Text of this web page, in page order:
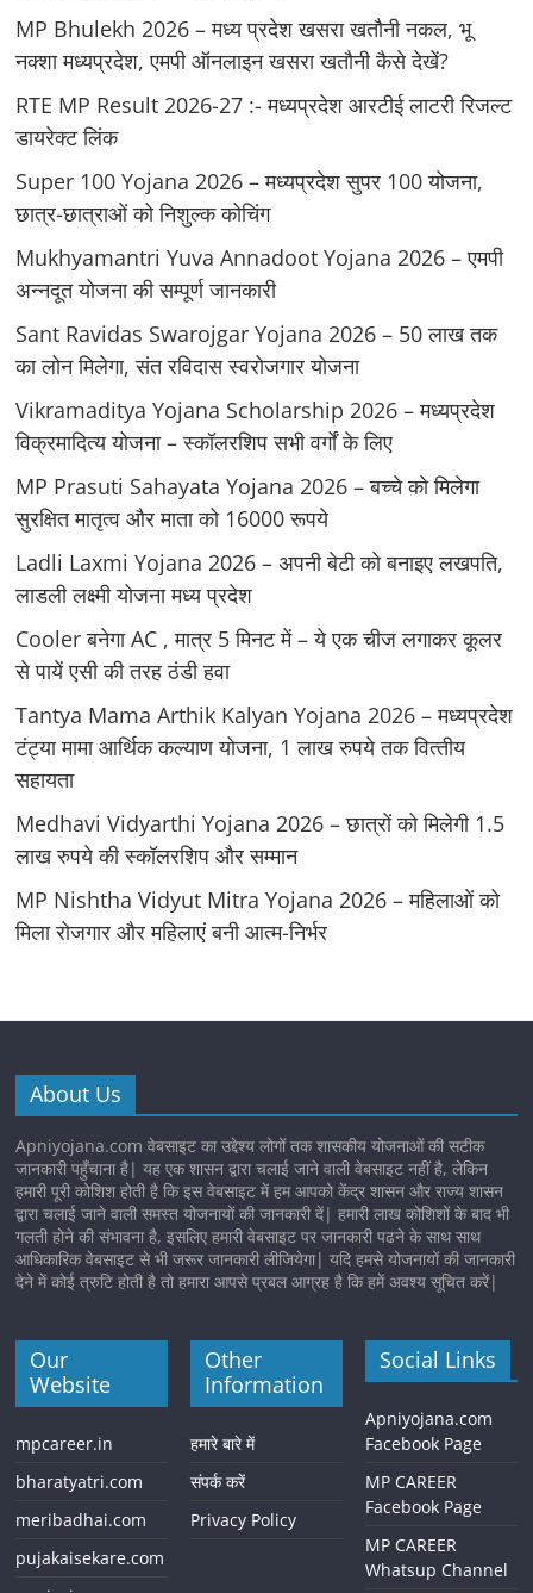
MP Bhulekh 2026 – मध्य प्रदेश खसरा खतौनी नकल, भू
नक्शा मध्यप्रदेश, एमपी ऑनलाइन खसरा खतौनी कैसे देखें?
RTE MP Result 2026-27 :- मध्‍यप्रदेश आरटीई लाटरी रिजल्ट
डायरेक्ट लिंक
Super 100 Yojana 2026 – मध्यप्रदेश सुपर 100 योजना,
छात्र-छात्राओं को निशुल्क कोचिंग
Mukhyamantri Yuva Annadoot Yojana 2026 – एमपी
अन्नदूत योजना की सम्पूर्ण जानकारी
Sant Ravidas Swarojgar Yojana 2026 – 50 लाख तक
का लोन मिलेगा, संत रविदास स्वरोजगार योजना
Vikramaditya Yojana Scholarship 2026 – मध्‍यप्रदेश
विक्रमादित्‍य योजना – स्‍कॉलरशिप सभी वर्गों के लिए
MP Prasuti Sahayata Yojana 2026 – बच्चे को मिलेगा
सुरक्षित मातृत्व और माता को 16000 रूपये
Ladli Laxmi Yojana 2026 – अपनी बेटी को बनाइए लखपति,
लाडली लक्ष्मी योजना मध्य प्रदेश
Cooler बनेगा AC , मात्र 5 मिनट में – ये एक चीज लगाकर कूलर
से पायें एसी की तरह ठंडी हवा
Tantya Mama Arthik Kalyan Yojana 2026 – मध्‍यप्रदेश
टंट्या मामा आर्थिक कल्‍याण योजना, 1 लाख रुपये तक वित्‍तीय
सहायता
Medhavi Vidyarthi Yojana 2026 – छात्रों को मिलेगी 1.5
लाख रुपये की स्कॉलरशिप और सम्मान
MP Nishtha Vidyut Mitra Yojana 2026 – महिलाओं को
मिला रोजगार और महिलाएं बनी आत्म-निर्भर
About Us
Apniyojana.com वेबसाइट का उद्देश्य लोगों तक शासकीय योजनाओं की सटीक
जानकारी पहुँचाना है| यह एक शासन द्वारा चलाई जाने वाली वेबसाइट नहीं है, लेकिन
हमारी पूरी कोशिश होती है कि इस वेबसाइट में हम आपको केंद्र शासन और राज्य शासन
द्वारा चलाई जाने वाली समस्त योजनायों की जानकारी दें| हमारी लाख कोशिशों के बाद भी
गलती होने की संभावना है, इसलिए हमारी वेबसाइट पर जानकारी पढने के साथ साथ
आधिकारिक वेबसाइट से भी जरूर जानकारी लीजियेगा| यदि हमसे योजनायों की जानकारी
देने में कोई त्रुटि होती है तो हमारा आपसे प्रबल आग्रह है कि हमें अवश्य सूचित करें|
Our
Website
mpcareer.in
bharatyatri.com
meribadhai.com
pujakaisekare.com
Other
Information
हमारे बारे में
संपर्क करें
Privacy Policy
Social Links
Apniyojana.com
Facebook Page
MP CAREER
Facebook Page
MP CAREER
Whatsup Channel